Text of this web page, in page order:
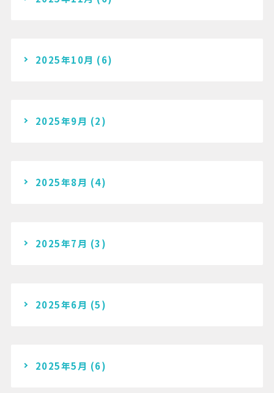
2025年10月 (6)
2025年9月 (2)
2025年8月 (4)
2025年7月 (3)
2025年6月 (5)
2025年5月 (6)